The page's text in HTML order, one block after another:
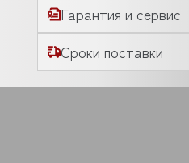
Гарантия и сервис
Сроки поставки